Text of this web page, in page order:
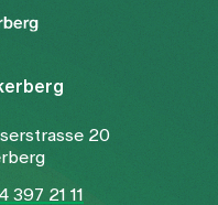
20
397 21 11